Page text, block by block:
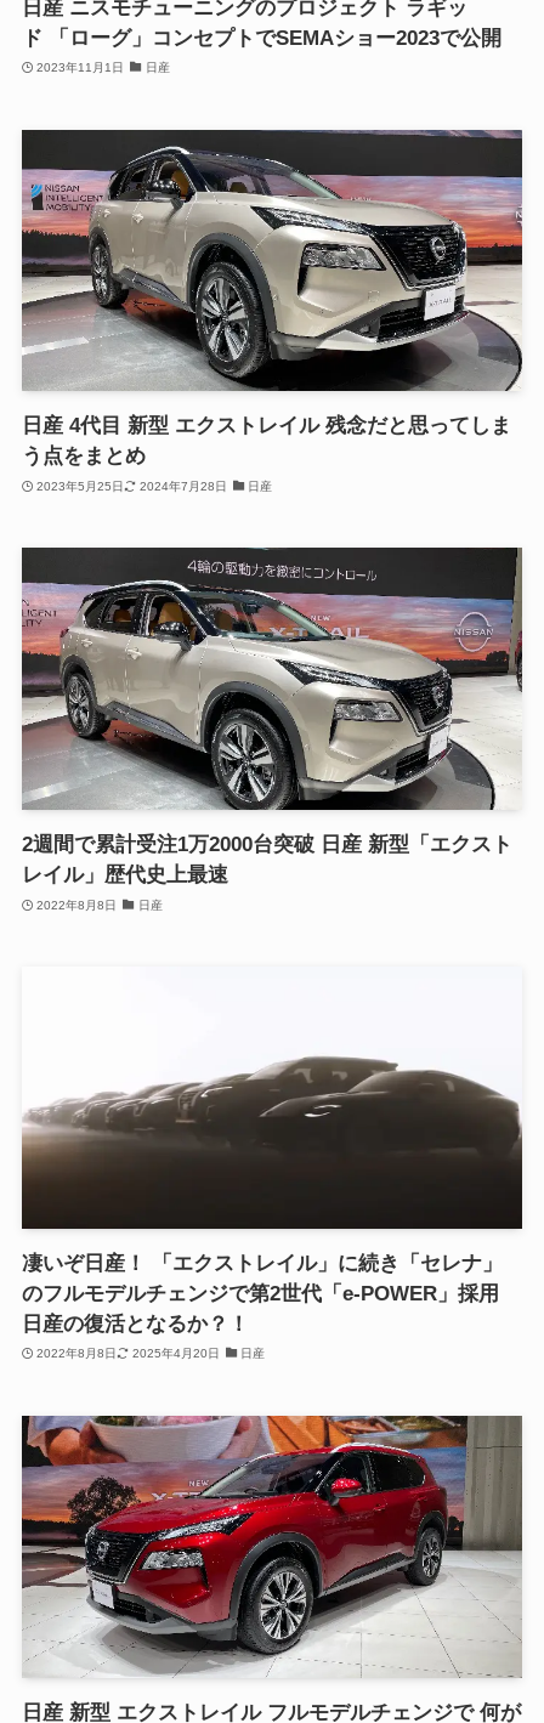
日産 ニスモチューニングのプロジェクト ラギッ
ド 「ローグ」コンセプトでSEMAショー2023で公開
2023年11月1日 日産
日産 4代目 新型 エクストレイル 残念だと思ってしま
う点をまとめ
2023年5月25日 2024年7月28日 日産
2週間で累計受注1万2000台突破 日産 新型「エクスト
レイル」歴代史上最速
2022年8月8日 日産
凄いぞ日産！ 「エクストレイル」に続き「セレナ」
のフルモデルチェンジで第2世代「e-POWER」採用
日産の復活となるか？！
2022年8月8日 2025年4月20日 日産
日産 新型 エクストレイル フルモデルチェンジで 何が